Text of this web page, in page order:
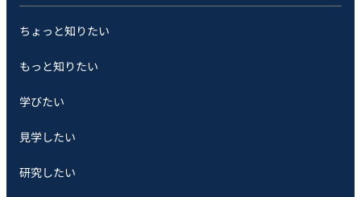
ちょっと知りたい
もっと知りたい
学びたい
見学したい
研究したい